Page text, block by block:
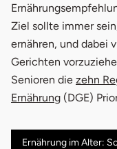
Ziel sollte immer
ernähren, und dabei
Gerichten
Senioren die zehn
Ernährung (DGE)
Ernährung im Alter: